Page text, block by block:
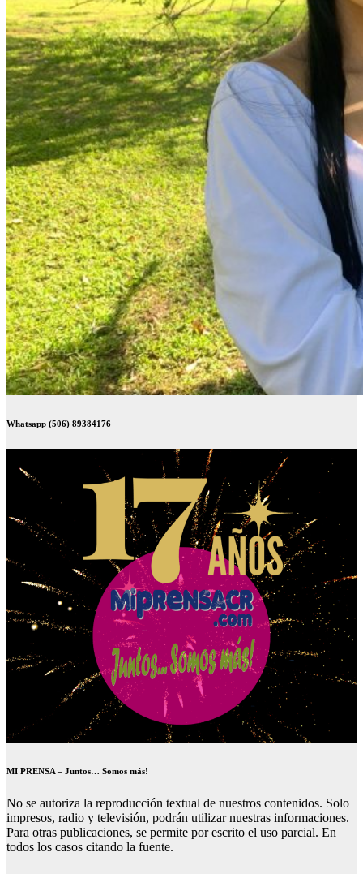
Whatsapp (506) 89384176
MI PRENSA – Juntos… Somos más!
No se autoriza la reproducción textual de nuestros contenidos. Solo
impresos, radio y televisión, podrán utilizar nuestras informaciones.
Para otras publicaciones, se permite por escrito el uso parcial. En
todos los casos citando la fuente.